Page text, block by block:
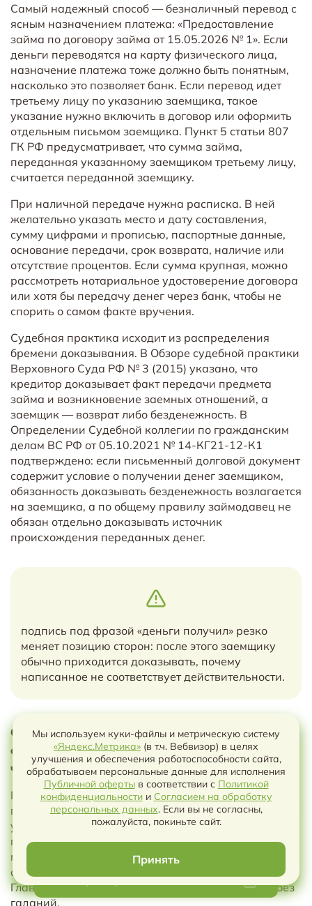
Самый надежный способ — безналичный перевод с
ясным назначением платежа: «Предоставление
займа по договору займа от 15.05.2026 № 1». Если
деньги переводятся на карту физического лица,
назначение платежа тоже должно быть понятным,
насколько это позволяет банк. Если перевод идет
третьему лицу по указанию заемщика, такое
указание нужно включить в договор или оформить
отдельным письмом заемщика. Пункт 5 статьи 807
ГК РФ предусматривает, что сумма займа,
переданная указанному заемщиком третьему лицу,
считается переданной заемщику.
При наличной передаче нужна расписка. В ней
желательно указать место и дату составления,
сумму цифрами и прописью, паспортные данные,
основание передачи, срок возврата, наличие или
отсутствие процентов. Если сумма крупная, можно
рассмотреть нотариальное удостоверение договора
или хотя бы передачу денег через банк, чтобы не
спорить о самом факте вручения.
Судебная практика исходит из распределения
бремени доказывания. В Обзоре судебной практики
Верховного Суда РФ № 3 (2015) указано, что
кредитор доказывает факт передачи предмета
займа и возникновение заемных отношений, а
заемщик — возврат либо безденежность. В
Определении Судебной коллегии по гражданским
делам ВС РФ от 05.10.2021 № 14-КГ21-12-К1
подтверждено: если письменный долговой документ
содержит условие о получении денег заемщиком,
обязанность доказывать безденежность возлагается
на заемщика, а по общему правилу займодавец не
обязан отдельно доказывать источник
происхождения переданных денег.
подпись под фразой «деньги получил» резко
меняет позицию сторон: после этого заемщику
обычно приходится доказывать, почему
написанное не соответствует действительности.
6. Проценты по договору: как
согласовать ставку и избежать спора о
чрезмерности
Проценты за пользование займом — это плата за
предоставленные деньги. В договоре можно
установить фиксированную ставку в процентах
годовых, переменную ставку, ставку в процентах за
месяц или иную формулу, которая позволяет
определить размер процентов на дату уплаты.
Главное — чтобы расчет можно было выполнить без
гаданий.
Мы используем куки-файлы и метрическую систему
«Яндекс.Метрика» (в т.ч. Вебвизор) в целях
улучшения и обеспечения работоспособности сайта,
обрабатываем персональные данные для исполнения
Публичной офертыв соответствии с Политикой
конфиденциальностии Согласием на обработку
персональных данных. Если вы не согласны,
пожалуйста, покиньте сайт.
Принять
Чат с ИИ
Выберите условия чтобы скачать